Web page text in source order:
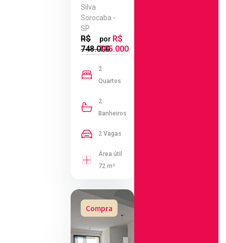
Silva
Sorocaba -
SP
R$
748.000
por R$
705.000
2
Quartos
2
Banheiros
2 Vagas
Área útil
72 m²
Compra